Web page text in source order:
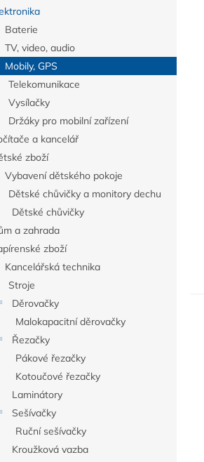
Baterie
TV, video, audio
Mobily, GPS
Telekomunikace
Vysílačky
Držáky pro mobilní zařízení
a kancelář
zboží
Vybavení dětského pokoje
Dětské chůvičky a monitory dechu
Dětské chůvičky
a zahrada
zboží
Kancelářská technika
Stroje
Děrovačky
Malokapacitní děrovačky
Řezačky
Pákové řezačky
Kotoučové řezačky
Laminátory
Sešívačky
Ruční sešívačky
Kroužková vazba